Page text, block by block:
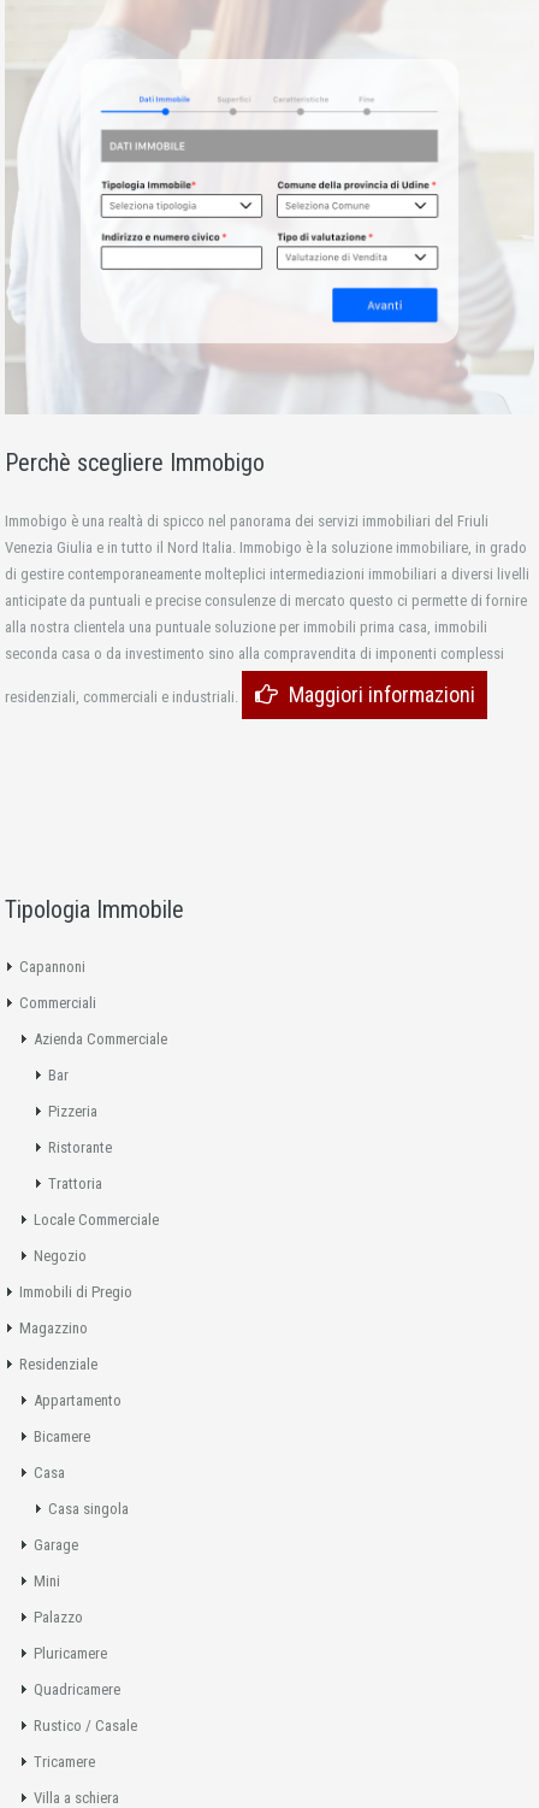
Perchè scegliere Immobigo
Immobigo è una realtà di spicco nel panorama dei servizi immobiliari del Friuli
Venezia Giulia e in tutto il Nord Italia. Immobigo è la soluzione immobiliare, in grado
di gestire contemporaneamente molteplici intermediazioni immobiliari a diversi livelli
anticipate da puntuali e precise consulenze di mercato questo ci permette di fornire
alla nostra clientela una puntuale soluzione per immobili prima casa, immobili
seconda casa o da investimento sino alla compravendita di imponenti complessi
residenziali, commerciali e industriali. Maggiori informazioni
Tipologia Immobile
Capannoni
Commerciali
Azienda Commerciale
Bar
Pizzeria
Ristorante
Trattoria
Locale Commerciale
Negozio
Immobili di Pregio
Magazzino
Residenziale
Appartamento
Bicamere
Casa
Casa singola
Garage
Mini
Palazzo
Pluricamere
Quadricamere
Rustico / Casale
Tricamere
Villa a schiera